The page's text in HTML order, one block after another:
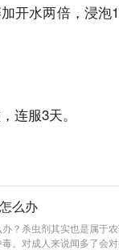
水两倍，浸泡
服3天。
么办
？杀虫剂其实也是属于
。对成人来说闻多了会